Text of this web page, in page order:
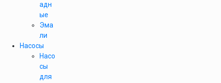
адн
ые
Эма
ли
Насосы
Насо
сы
для